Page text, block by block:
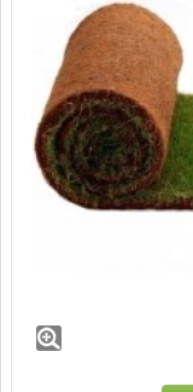
100% - мятлик луговой